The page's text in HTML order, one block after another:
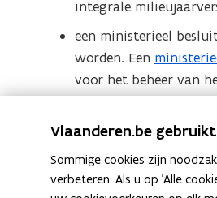
w
e
s
e
r
)
i
n
n
i
e
u
v
e
e
n
s
t
r
integrale
een ministerieel
worden. Een (
b
s
a
voor het beheer van
wetteksten (wetten en
termijnen hiervoor en de
Vlaanderen.be
Sommige cookies zijn
verbeteren. Als u op 'Alle